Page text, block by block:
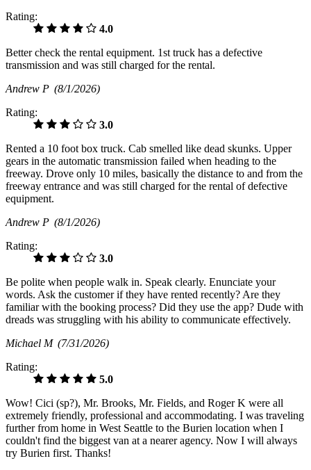
Rating:
4.0
Better check the rental equipment. 1st truck has a defective
transmission and was still charged for the rental.
Andrew P (8/1/2026)
Rating:
3.0
Rented a 10 foot box truck. Cab smelled like dead skunks. Upper
gears in the automatic transmission failed when heading to the
freeway. Drove only 10 miles, basically the distance to and from the
freeway entrance and was still charged for the rental of defective
equipment.
Andrew P (8/1/2026)
Rating:
3.0
Be polite when people walk in. Speak clearly. Enunciate your
words. Ask the customer if they have rented recently? Are they
familiar with the booking process? Did they use the app? Dude with
dreads was struggling with his ability to communicate effectively.
Michael M (7/31/2026)
Rating:
5.0
Wow! Cici (sp?), Mr. Brooks, Mr. Fields, and Roger K were all
extremely friendly, professional and accommodating. I was traveling
further from home in West Seattle to the Burien location when I
couldn't find the biggest van at a nearer agency. Now I will always
try Burien first. Thanks!